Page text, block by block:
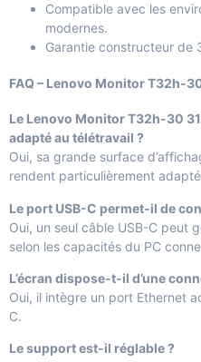
Compatible avec les
modernes.
Garantie constructeur de
FAQ – Lenovo Monitor T32h-
Le Lenovo Monitor T32h-30
adapté au télétravail ?
Oui, sa grande surface
rendent particulièrement
Le port USB-C permet-il de
Oui, un seul câble USB-C peut
selon les capacités du PC
L’écran dispose-t-il d’une
Oui, il intègre un port Ethernet
C.
Le support est-il réglable ?